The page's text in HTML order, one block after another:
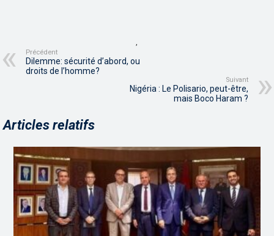
Précédent
Dilemme: sécurité d’abord, ou
droits de l’homme?
Suivant
Nigéria : Le Polisario, peut-être,
mais Boco Haram ?
Articles relatifs